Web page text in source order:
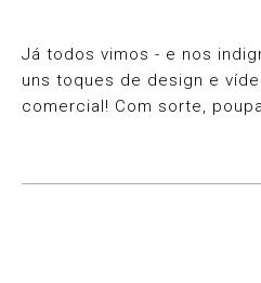
Já todos vimos - e nos
uns toques de design e
comercial! Com sorte,